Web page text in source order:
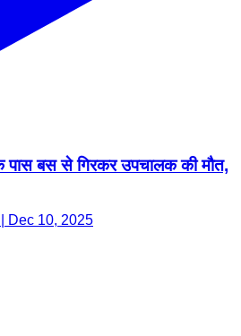
पास बस से गिरकर उपचालक की मौत,
Dec 10, 2025